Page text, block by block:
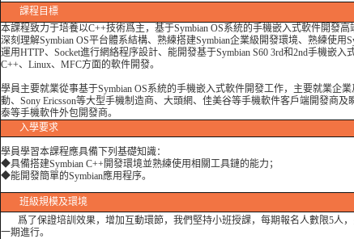
課程目標
本課程致力于培養以C++技術爲主，基于Symbian OS系統的手機嵌入式軟件開發
深刻理解Symbian OS平台體系結構、熟練搭建Symbian企業級開發環境、熟練使用
運用HTTP、Socket進行網絡程序設計、能開發基于Symbian S60 3rd和2nd手機嵌入
C++、Linux、MFC方面的軟件開發。
學員主要就業從事基于Symbian OS系統的手機嵌入式軟件開發工作，主要就業企
動、Sony Ericsson等大型手機制造商、大頭網、佳美谷等手機軟件客戶端開發商及
泰等手機軟件外包開發商。
入學要求
學員學習本課程應具備下列基礎知識：
◆具備搭建Symbian C++開發環境並熟練使用相關工具鏈的能力；
◆能開發簡單的Symbian應用程序。
班級規模及環境
爲了保證培訓效果，增加互動環節，我們堅持小班授課，每期報名人數限5人，
一期進行。